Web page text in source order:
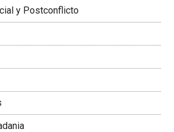
y Postconflicto